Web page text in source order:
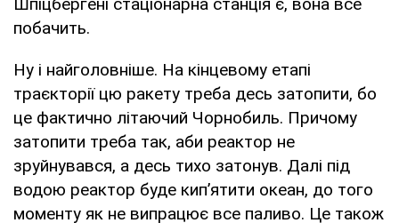
побачить.
Ну і найголовніше. На кінцевому етапі
траєкторії цю ракету треба десь затопити, бо
це фактично літаючий Чорнобиль. Причому
затопити треба так, аби реактор не
зруйнувався, а десь тихо затонув. Далі під
водою реактор буде кип’ятити океан, до того
моменту як не випрацює все паливо. Це також